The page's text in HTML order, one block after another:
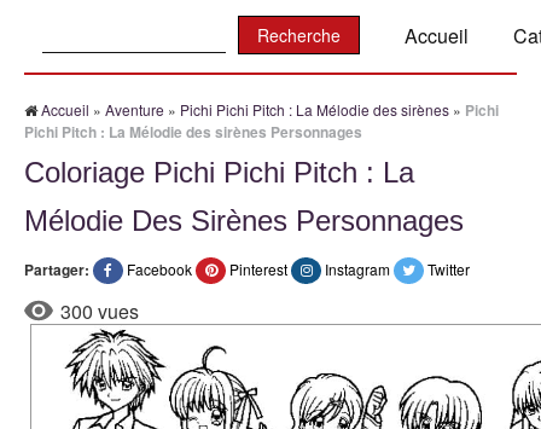
Accueil
Accueil » Aventure » Pichi Pichi Pitch : La Mélodie des sirènes » Pichi
Pichi Pitch : La Mélodie des sirènes Personnages
Coloriage Pichi Pichi Pitch : La
Mélodie Des Sirènes Personnages
Partager: Facebook Pinterest Instagram Twitter
300 vues